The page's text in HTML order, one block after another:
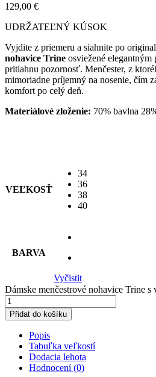
129,00 €
UDRŽATEĽNÝ KÚSOK
Vyjdite z priemeru a siahnite po
nohavice Trine osviežené
pritiahnu pozornosť. Menčester, z
mimoriadne príjemný na nosenie, čím
komfort po celý deň.
Materiálové zloženie: 70% bavlna
VEĽKOSŤ
34
36
38
40
BARVA
Vyčistit
Dámske menčestrové nohavice Trine
Přidat do košíku
Popis
Tabuľka veľkostí
Dodacia lehota
Hodnocení (0)